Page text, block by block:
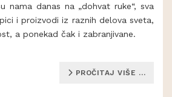
nama danas na „dohvat ruke“, sva
i proizvodi iz raznih delova sveta,
a ponekad čak i zabranjivane.
PROČITAJ VIŠE …